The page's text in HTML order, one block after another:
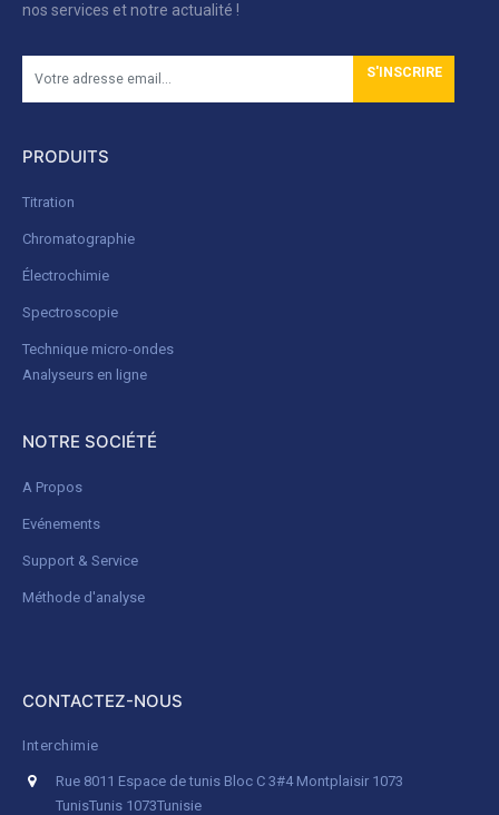
nos services et notre actualité !
S'INSCRIRE
PRODUITS
Titration
Chromatographie
Électrochimie
Spectroscopie
Technique micro-ondes
Analyseurs en ligne
NOTRE SOCIÉTÉ
A Propos
Evénements
Support & Service
Méthode d'analyse
CONTACTEZ-NOUS
Interchimie
Rue 8011 Espace de tunis Bloc C 3#4 Montplaisir 1073
TunisTunis 1073Tunisie